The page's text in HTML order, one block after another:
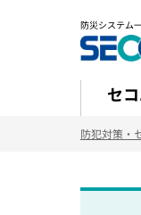
セ
防災システム
防犯対策・